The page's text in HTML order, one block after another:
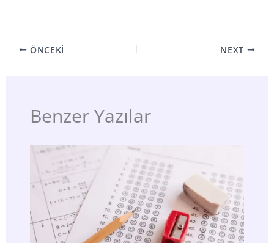
ÖNCEKI NEXT
Benzer Yazılar